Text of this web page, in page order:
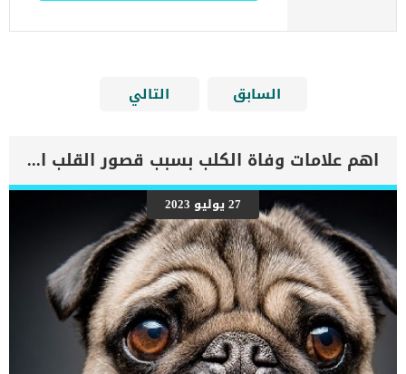
السابق التالي
اهم علامات وفاة الكلب بسبب قصور القلب الاحتقانى
27 يوليو 2023